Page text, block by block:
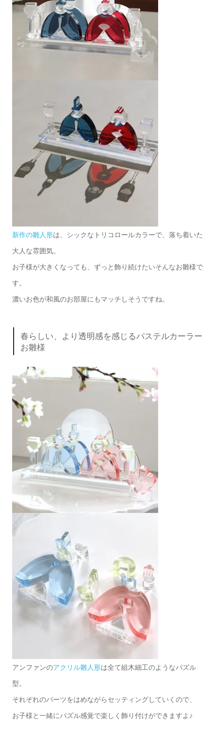
新作の雛人形は、シックなトリコロールカラーで、落ち着いた
大人な雰囲気。
お子様が大きくなっても、ずっと飾り続けたいそんなお雛様で
す。
濃いお色が和風のお部屋にもマッチしそうですね。
春らしい、より透明感を感じるパステルカーラー
お雛様
アンファンのアクリル雛人形は全て組木細工のようなパズル
型。
それぞれのパーツをはめながらセッティングしていくので、
お子様と一緒にパズル感覚で楽しく飾り付けができますよ♪